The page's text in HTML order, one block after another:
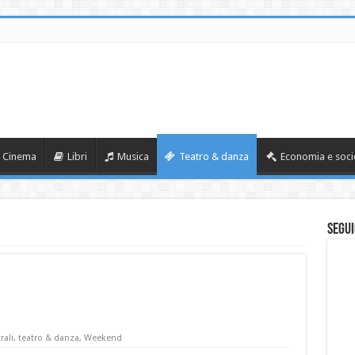
Cinema Libri Musica Teatro & danza Economia e
, teatro & danza, Weekend